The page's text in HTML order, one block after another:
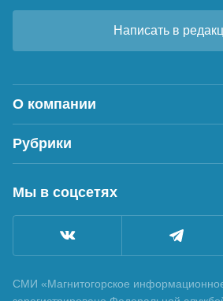
Написать в
О компании
Рубрики
Мы в соцсетях
СМИ «Магнитогорское информационное